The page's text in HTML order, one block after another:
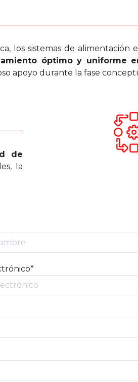
los sistemas de alimentación
óptimo y uniforme
apoyo durante la fase
de
la